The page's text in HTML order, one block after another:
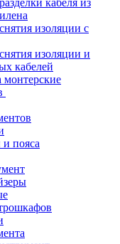
кабеля из
изоляции с
изоляции и
кабелей
пояса